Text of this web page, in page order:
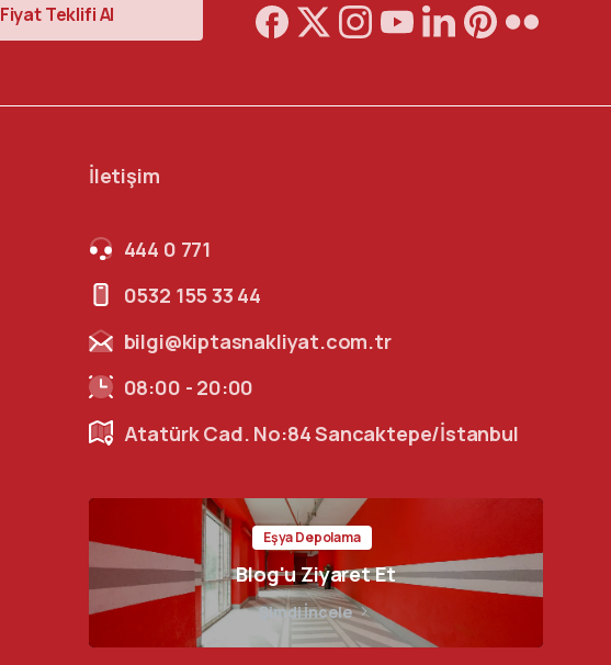
Fiyat Teklifi Al
İletişim
444 0 771
0532 155 33 44
bilgi@kiptasnakliyat.com.tr
08:00 - 20:00
Atatürk Cad. No:84 Sancaktepe/İstanbul
Eşya Depolama
Blog'u Ziyaret Et
Şimdi İncele